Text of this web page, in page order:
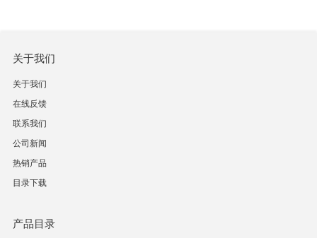
关于我们
关于我们
在线反馈
联系我们
公司新闻
热销产品
目录下载
产品目录